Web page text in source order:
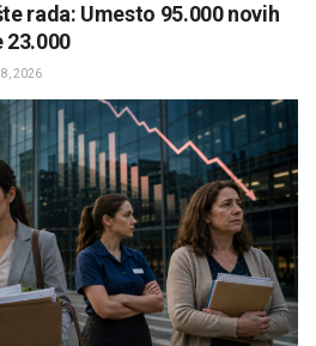
rada: Umesto 95.000 novih
23.000
8, 2026